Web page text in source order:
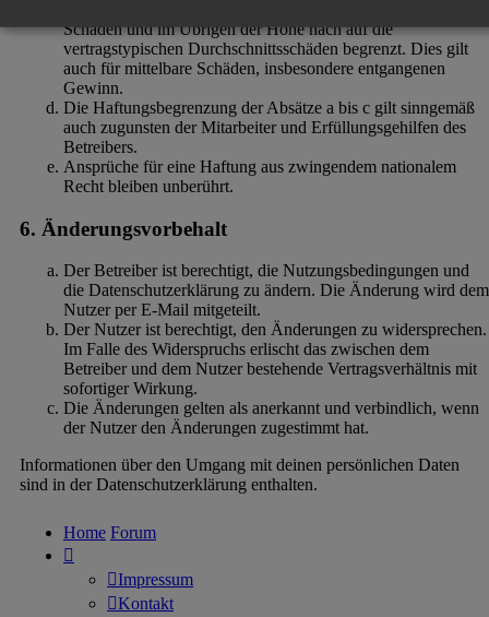
Schäden und im Übrigen der Höhe nach auf die
vertragstypischen Durchschnittsschäden begrenzt. Dies gilt
auch für mittelbare Schäden, insbesondere entgangenen
Gewinn.
Die Haftungsbegrenzung der Absätze a bis c gilt sinngemäß
auch zugunsten der Mitarbeiter und Erfüllungsgehilfen des
Betreibers.
Ansprüche für eine Haftung aus zwingendem nationalem
Recht bleiben unberührt.
6. Änderungsvorbehalt
Der Betreiber ist berechtigt, die Nutzungsbedingungen und
die Datenschutzerklärung zu ändern. Die Änderung wird dem
Nutzer per E-Mail mitgeteilt.
Der Nutzer ist berechtigt, den Änderungen zu widersprechen.
Im Falle des Widerspruchs erlischt das zwischen dem
Betreiber und dem Nutzer bestehende Vertragsverhältnis mit
sofortiger Wirkung.
Die Änderungen gelten als anerkannt und verbindlich, wenn
der Nutzer den Änderungen zugestimmt hat.
Informationen über den Umgang mit deinen persönlichen Daten
sind in der Datenschutzerklärung enthalten.
Home Forum
Impressum
Kontakt